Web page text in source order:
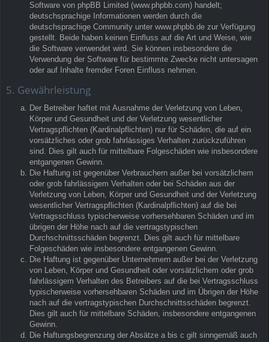
Software von phpBB Limited (www.phpbb.com) handelt;
deutschsprachige Informationen werden durch die
deutschsprachige Community unter www.phpbb.de zur Verfügung
gestellt. Beide haben keinen Einfluss auf die Art und Weise, wie
die Software verwendet wird. Sie können insbesondere die
Verwendung der Software für bestimmte Zwecke nicht untersagen
oder auf Inhalte fremder Foren Einfluss nehmen.
5. Gewährleistung
Der Betreiber haftet mit Ausnahme der Verletzung von Leben,
Körper und Gesundheit und der Verletzung wesentlicher
Vertragspflichten (Kardinalpflichten) nur für Schäden, die auf ein
vorsätzliches oder grob fahrlässiges Verhalten zurückzuführen
sind. Dies gilt auch für mittelbare Folgeschäden wie insbesondere
entgangenen Gewinn.
Die Haftung ist gegenüber Verbrauchern außer bei vorsätzlichem
oder grob fahrlässigem Verhalten oder bei Schäden aus der
Verletzung von Leben, Körper und Gesundheit und der Verletzung
wesentlicher Vertragspflichten (Kardinalpflichten) auf die bei
Vertragsschluss typischerweise vorhersehbaren Schäden und im
übrigen der Höhe nach auf die vertragstypischen
Durchschnittsschäden begrenzt. Dies gilt auch für mittelbare
Folgeschäden wie insbesondere entgangenen Gewinn.
Die Haftung ist gegenüber Unternehmern außer bei der Verletzung
von Leben, Körper und Gesundheit oder vorsätzlichem oder grob
fahrlässigem Verhalten des Betreibers auf die bei Vertragsschluss
typischerweise vorhersehbaren Schäden und im Übrigen der Höhe
nach auf die vertragstypischen Durchschnittsschäden begrenzt.
Dies gilt auch für mittelbare Schäden, insbesondere entgangenen
Gewinn.
Die Haftungsbegrenzung der Absätze a bis c gilt sinngemäß auch